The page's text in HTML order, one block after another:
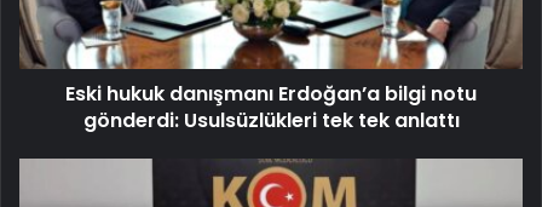
Eski hukuk danışmanı Erdoğan’a bilgi notu
gönderdi: Usulsüzlükleri tek tek anlattı